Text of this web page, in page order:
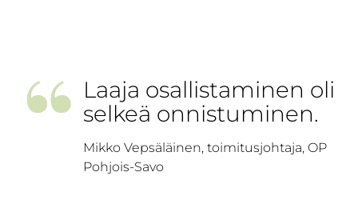
” Laaja osallistaminen oli
selkeä onnistuminen.
Mikko Vepsäläinen, toimitusjohtaja, OP
Pohjois-Savo